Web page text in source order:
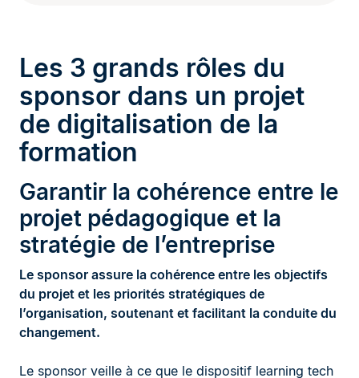
Les 3 grands rôles du
sponsor dans un projet
de digitalisation de la
formation
Garantir la cohérence entre le
projet pédagogique et la
stratégie de l’entreprise
Le sponsor assure la cohérence entre les objectifs
du projet et les priorités stratégiques de
l’organisation, soutenant et facilitant la conduite du
changement.
Le sponsor veille à ce que le dispositif learning tech